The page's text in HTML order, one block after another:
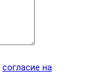
согласие на